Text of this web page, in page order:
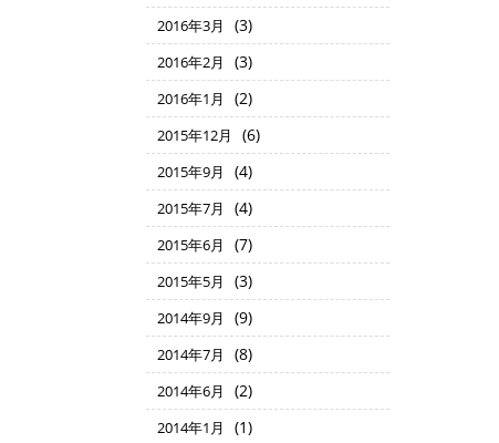
2016年3月 (3)
2016年2月 (3)
2016年1月 (2)
2015年12月 (6)
2015年9月 (4)
2015年7月 (4)
2015年6月 (7)
2015年5月 (3)
2014年9月 (9)
2014年7月 (8)
2014年6月 (2)
2014年1月 (1)